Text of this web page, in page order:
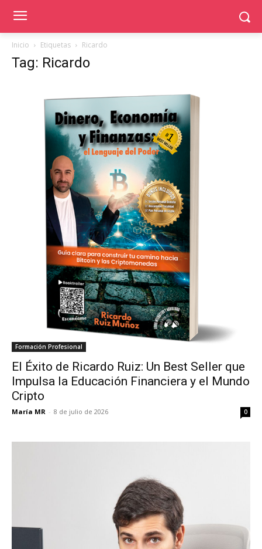
Inicio Etiquetas Ricardo
Tag: Ricardo
Formación Profesional
El Éxito de Ricardo Ruiz: Un Best Seller que
Impulsa la Educación Financiera y el Mundo
Cripto
María MR - 8 de julio de 2026 0